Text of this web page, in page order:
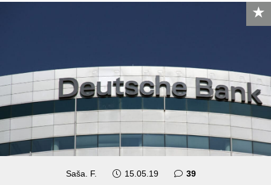
Saša. F. 15.05.19 39komentara